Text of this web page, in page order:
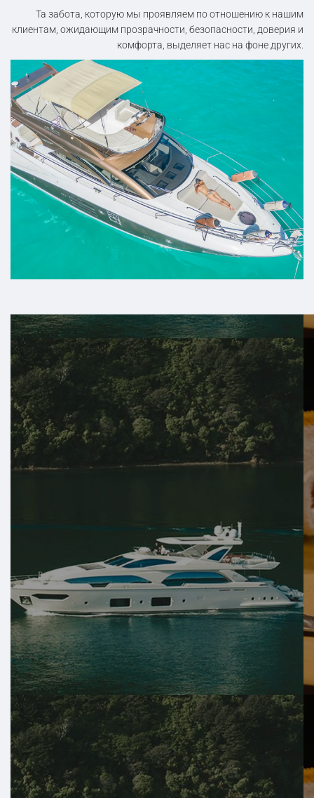
Та забота, которую мы проявляем по отношению к нашим
клиентам, ожидающим прозрачности, безопасности, доверия и
комфорта, выделяет нас на фоне других.